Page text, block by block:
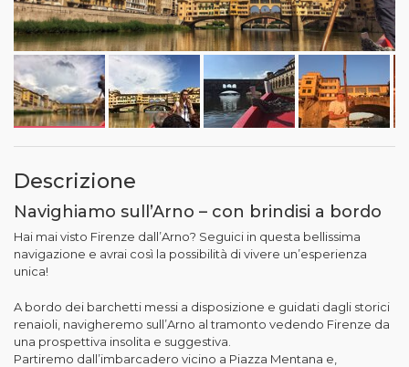
Descrizione
Navighiamo sull’Arno – con brindisi a bordo
Hai mai visto Firenze dall’Arno? Seguici in questa bellissima
navigazione e avrai così la possibilità di vivere un’esperienza
unica!
A bordo dei barchetti messi a disposizione e guidati dagli storici
renaioli, navigheremo sull’Arno al tramonto vedendo Firenze da
una prospettiva insolita e suggestiva.
Partiremo dall’imbarcadero vicino a Piazza Mentana e,